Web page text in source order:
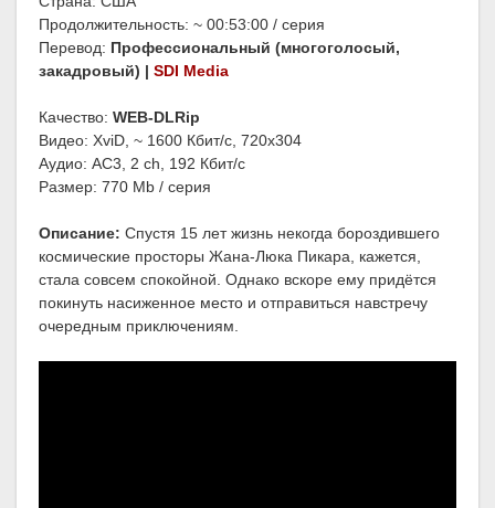
Продолжительность: ~ 00:53:00 / серия
Перевод: Профессиональный (многоголосый,
закадровый) | SDI Media
Качество: WEB-DLRip
Видео: XviD, ~ 1600 Кбит/с, 720x304
Аудио: AC3, 2 ch, 192 Кбит/с
Размер: 770 Mb / серия
Описание: Спустя 15 лет жизнь некогда бороздившего
космические просторы Жана-Люка Пикара, кажется,
стала совсем спокойной. Однако вскоре ему придётся
покинуть насиженное место и отправиться навстречу
очередным приключениям.